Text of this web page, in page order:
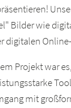
Bilder wie
digitalen
Projekt war
mit